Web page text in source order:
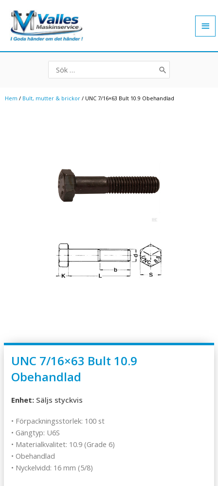
innehåll
Search
for:
Hem / Bult, mutter & brickor / UNC 7/16×63 Bult 10.9 Obehandlad
UNC 7/16×63 Bult 10.9
Obehandlad
Enhet: Säljs styckvis
• Förpackningsstorlek: 100 st
• Gängtyp: U6S
• Materialkvalitet: 10.9 (Grade 6)
• Obehandlad
• Nyckelvidd: 16 mm (5/8)